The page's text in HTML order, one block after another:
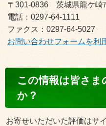
〒301-0836 茨城県龍ケ
電話：0297-64-1111
ファクス：0297-64-5027
お問い合わせフォームを利
ン
ン
この情報は皆さま
か？
お寄せいただいた評価はサ